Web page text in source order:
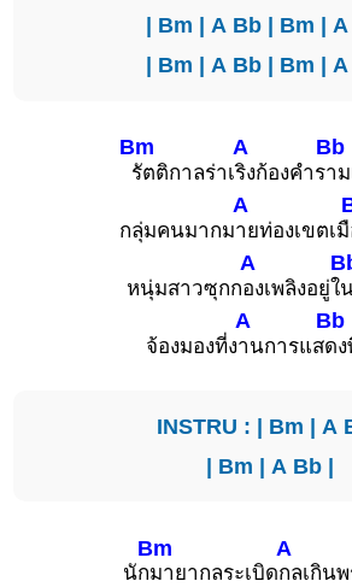
| Bm | A Bb| Bm | A
| Bm | A Bb| Bm | A
Bm
รัตติกาลร่าเ
A
ริงก้องคำร
Bb
า
กลุ่มคนมากม
A
ายท่องเขตเมื
หนุ่มสาวซุกก
A
องเพลิงอยู่ใ
จ้องมองที่ง
A
านการแส
Bb
ด
INSTRU : | Bm | A
| Bm | A Bb |
นัก
Bm
มายากลระเบิด
A
กลเกิน